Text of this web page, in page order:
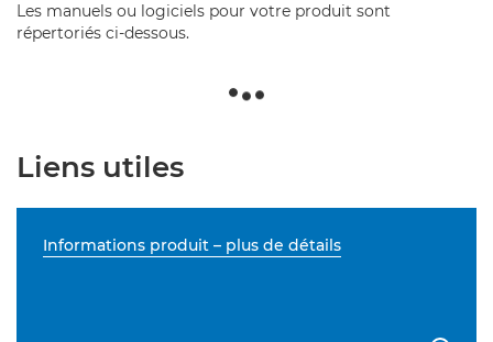
Les manuels ou logiciels pour votre produit sont
répertoriés ci-dessous.
Liens utiles
Informations produit – plus de détails